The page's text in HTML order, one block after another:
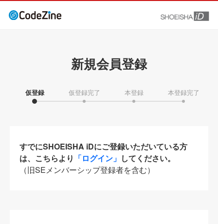
新規会員登録
仮登録 仮登録完了 本登録 本登録完了
すでにSHOEISHA iDにご登録いただいている方
は、こちらより 「ログイン」 してください。
（旧SEメンバーシップ登録者を含む）